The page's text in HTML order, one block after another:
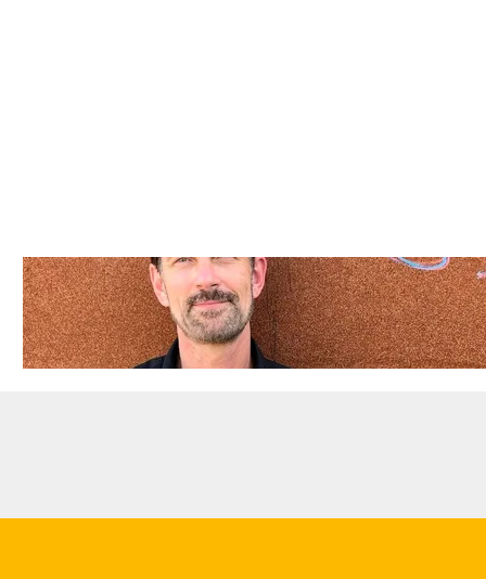
Wie wir die Welt sehen — Ronja von Wurmb-
Seibel